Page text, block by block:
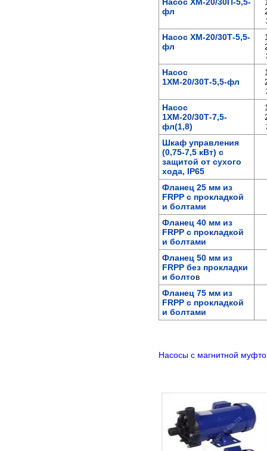
фл
Насос ХМ-20/30Т-5,5-
фл
Насос
1ХМ-20/30Т-5,5-фл
Насос
1ХМ-20/30Т-7,5-
фл(1,8)
Шкаф управления
(0,75-7,5 кВт) с
защитой от сухого
хода, IP65
Фланец 25 мм из
FRPP c прокладкой
и болтами
Фланец 40 мм из
FRPP c прокладкой
и болтами
Фланец 50 мм из
FRPP без прокладки
и болтов
Фланец 75 мм из
FRPP c прокладкой
и болтами
Насосы c магнитной